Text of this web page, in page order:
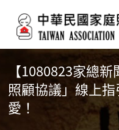
【1080823家總
照顧協議」線上
愛！